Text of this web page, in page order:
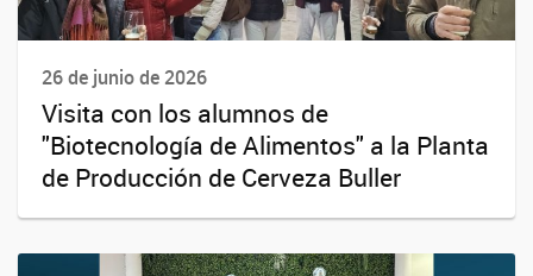
26 de junio de 2026
Visita con los alumnos de
"Biotecnología de Alimentos" a la Planta
de Producción de Cerveza Buller